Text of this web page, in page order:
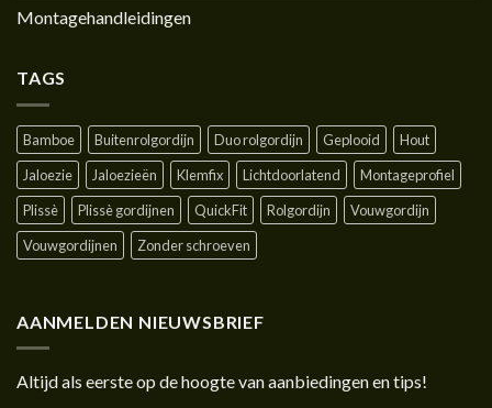
Montagehandleidingen
TAGS
Bamboe Buitenrolgordijn Duo rolgordijn Geplooid
Hout
Jaloezie
Jaloezieën Klemfix Lichtdoorlatend
Montageprofiel
Plissè
Plissè gordijnen QuickFit Rolgordijn
Vouwgordijn
Vouwgordijnen
Zonder schroeven
AANMELDEN NIEUWSBRIEF
Altijd als eerste op de hoogte van aanbiedingen en tips!